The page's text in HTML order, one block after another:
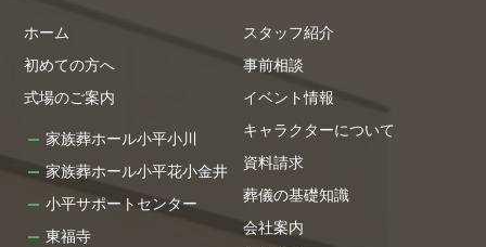
ホーム
初めての方へ
式場のご案内
家族葬ホール小平小川
家族葬ホール小平花小金井
小平サポートセンター
東福寺
スタッフ紹介
事前相談
イベント情報
キャラクターについて
資料請求
葬儀の基礎知識
会社案内